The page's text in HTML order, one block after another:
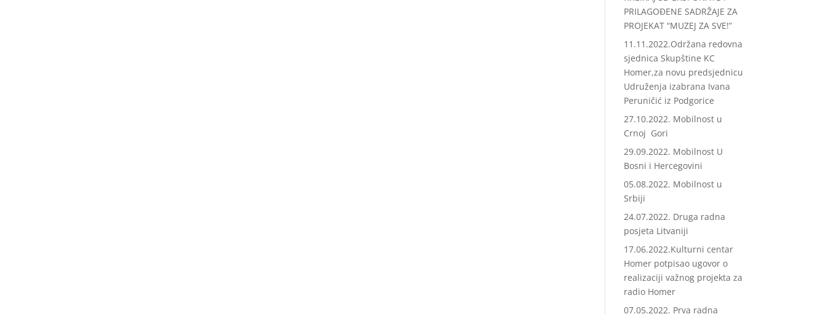
PRILAGOĐENE SADRŽAJE ZA
PROJEKAT “MUZEJ ZA SVE!”
11.11.2022.Održana redovna
sjednica Skupštine KC
Homer,za novu predsjednicu
Udruženja izabrana Ivana
Peruničić iz Podgorice
27.10.2022. Mobilnost u
Crnoj Gori
29.09.2022. Mobilnost U
Bosni i Hercegovini
05.08.2022. Mobilnost u
Srbiji
24.07.2022. Druga radna
posjeta Litvaniji
17.06.2022.Kulturni centar
Homer potpisao ugovor o
realizaciji važnog projekta za
radio Homer
07.05.2022. Prva radna